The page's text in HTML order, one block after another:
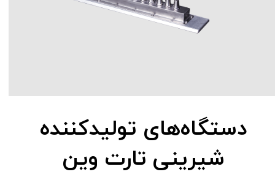
دستگاه‌های تولیدکننده
شیرینی تارت وین